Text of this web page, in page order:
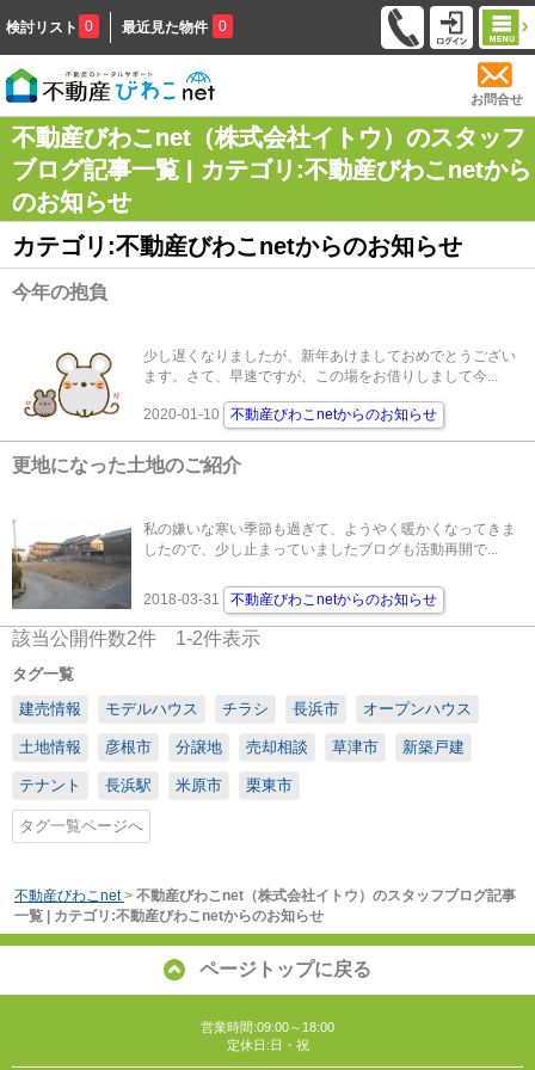
検討リスト 0 最近見た物件 0
お問合せ
不動産びわこnet（株式会社イトウ）のスタッフ
ブログ記事一覧 | カテゴリ:不動産びわこnetから
のお知らせ
カテゴリ:不動産びわこnetからのお知らせ
今年の抱負
少し遅くなりましたが、新年あけましておめでとうござい
ます。さて、早速ですが、この場をお借りしまして今...
2020-01-10 不動産びわこnetからのお知らせ
更地になった土地のご紹介
私の嫌いな寒い季節も過ぎて、ようやく暖かくなってきま
したので、少し止まっていましたブログも活動再開で...
2018-03-31 不動産びわこnetからのお知らせ
該当公開件数2件 1-2件表示
タグ一覧
建売情報
モデルハウス チラシ 長浜市 オープンハウス
土地情報 彦根市 分譲地 売却相談 草津市 新築戸建
テナント 長浜駅 米原市 栗東市
タグ一覧ページへ
不動産びわこnet > 不動産びわこnet（株式会社イトウ）のスタッフブログ記事
一覧 | カテゴリ:不動産びわこnetからのお知らせ
ページトップに戻る
営業時間:09:00～18:00
定休日:日・祝